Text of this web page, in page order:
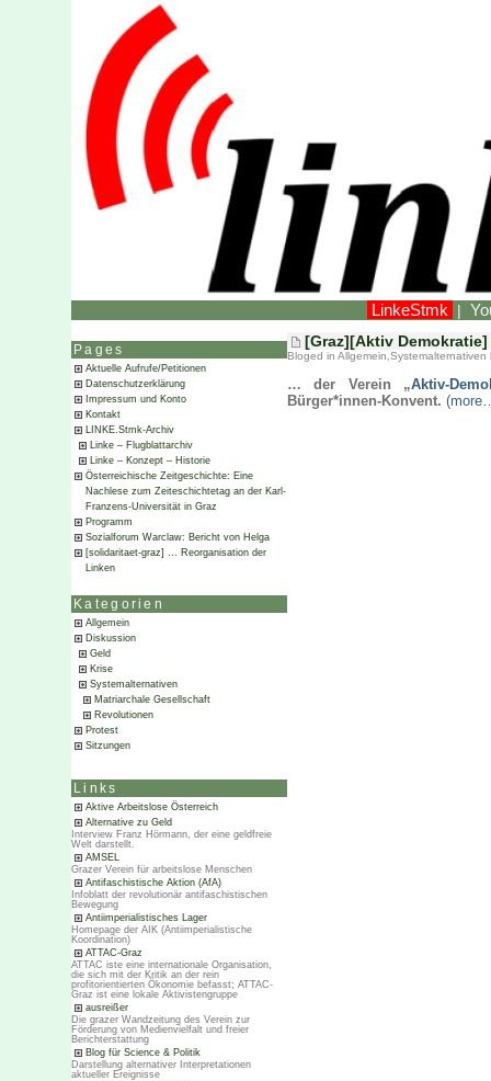
LinkeStmk |
Pages
Aktuelle Aufrufe/Petitionen
Datenschutzerklärung
Impressum und Konto
Kontakt
LINKE.Stmk-Archiv
Linke – Flugblattarchiv
Linke – Konzept – Historie
Österreichische Zeitgeschichte: Eine
Nachlese zum Zeiteschichtetag an der Karl-
Franzens-Universität in Graz
Programm
Sozialforum Warclaw: Bericht von Helga
[solidaritaet-graz] … Reorganisation der
Linken
Kategorien
Allgemein
Diskussion
Geld
Krise
Systemalternativen
Matriarchale Gesellschaft
Revolutionen
Protest
Sitzungen
Links
Aktive Arbeitslose Österreich
Alternative zu Geld
Interview Franz Hörmann, der eine geldfreie
Welt darstellt.
AMSEL
Grazer Verein für arbeitslose Menschen
Antifaschistische Aktion (AfA)
Infoblatt der revolutionär antifaschistischen
Bewegung
Antiimperialistisches Lager
Homepage der AIK (Antiimperialistische
Koordination)
ATTAC-Graz
ATTAC iste eine internationale Organisation,
die sich mit der Kritik an der rein
profitorientierten Ökonomie befasst; ATTAC-
Graz ist eine lokale Aktivistengruppe
ausreißer
Die grazer Wandzeitung des Verein zur
Förderung von Medienvielfalt und freier
Berichterstattung
Blog für Science & Politik
Darstellung alternativer Interpretationen
aktueller Ereignisse
[Graz][Aktiv
Bloged in Allgemein Systemalternativen
… der Verein „Aktiv-
Bürger*innen-Konvent.